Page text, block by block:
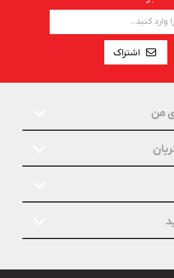
اشتراک
من